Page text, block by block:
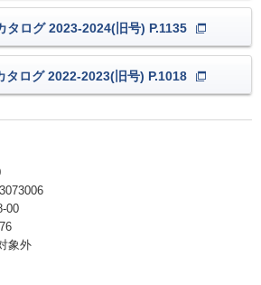
タログ 2023-2024(旧号) P.1135
タログ 2022-2023(旧号) P.1018
00
象外